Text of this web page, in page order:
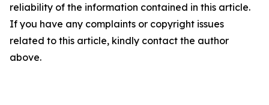
reliability of the information contained in this article.
If you have any complaints or copyright issues
related to this article, kindly contact the author
above.